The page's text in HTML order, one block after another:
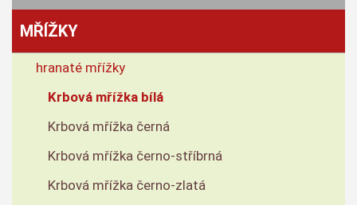
MŘÍŽKY
hranaté mřížky
Krbová mřížka bílá
Krbová mřížka černá
Krbová mřížka černo-stříbrná
Krbová mřížka černo-zlatá